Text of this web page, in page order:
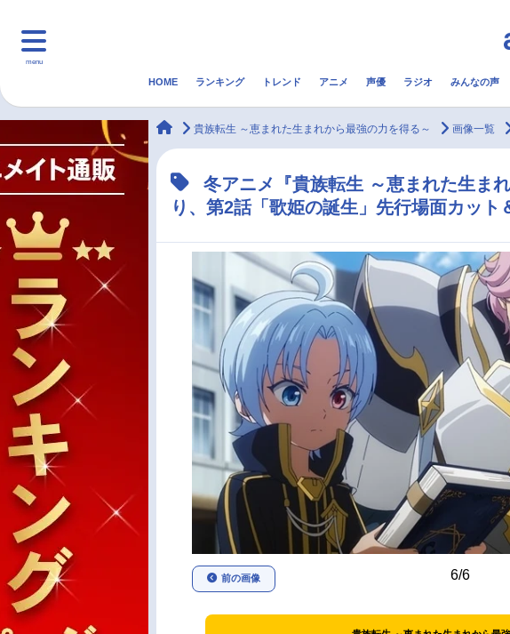
menu
マンガ・ラノベ ゲーム・アプリ 音楽
アニメ記事一覧
声優記事一覧
実
男
HOME ランキング トレンド アニメ 声優 ラジオ みんなの声
animateTimes
貴族転生 ～恵まれた生まれから最強の力を得る～ 画像一覧
冬アニメ『貴族転生 ～恵まれた生ま
り、第2話「歌姫の誕生」先行場面カット
6/6
前の画像